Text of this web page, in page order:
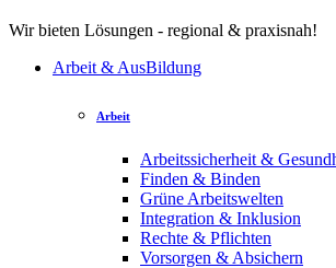
Wir bieten Lösungen - regional & praxisnah!
Arbeit & AusBildung
Arbeit
Arbeitssicherheit &
Finden & Binden
Grüne Arbeitswelten
Integration & Inklusion
Rechte & Pflichten
Vorsorgen & Absichern